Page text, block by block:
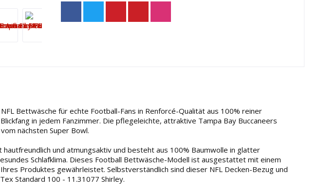
Bettwäsche für echte Football-Fans in Renforcé-Qualität aus 100% reiner
in jedem Fanzimmer. Die pflegeleichte, attraktive Tampa Bay Buccaneers
nächsten Super Bowl.
und atmungsaktiv und besteht aus 100% Baumwolle in glatter
Schlafklima. Dieses Football Bettwäsche-Modell ist ausgestattet mit einem
Produktes gewährleistet. Selbstverständlich sind dieser NFL Decken-Bezug und
Standard 100 - 11.31077 Shirley.